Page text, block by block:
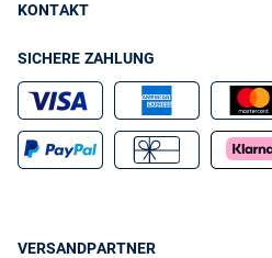
KONTAKT
SICHERE ZAHLUNG
VERSANDPARTNER